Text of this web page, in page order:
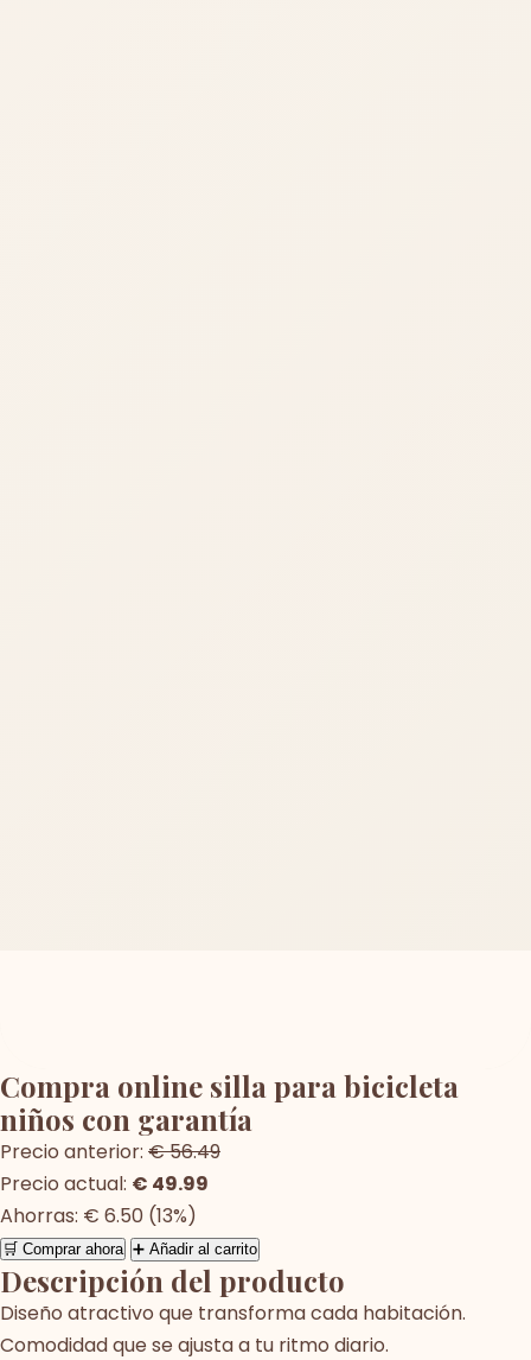
Compra online silla para bicicleta
niños con garantía
Precio anterior: € 56.49
Precio actual: € 49.99
Ahorras: € 6.50 (13%)
🛒 Comprar ahora ➕ Añadir al carrito
Descripción del producto
Diseño atractivo que transforma cada habitación.
Comodidad que se ajusta a tu ritmo diario.